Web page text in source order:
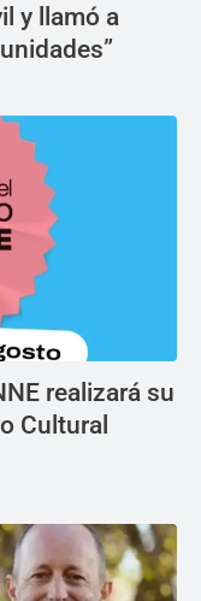
y llamó a
realizará su
Cultural